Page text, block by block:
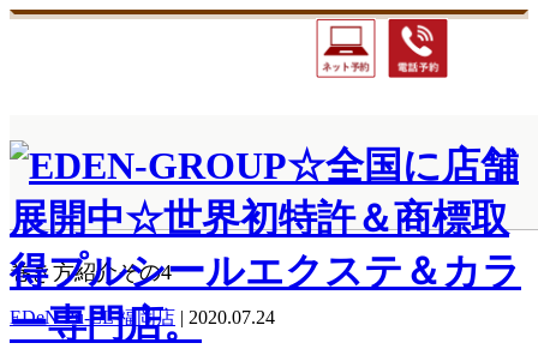
ホーム
EDeN Pu-LL 福岡店
巻き方紹介その4
巻き方紹介その4
EDeN Pu-LL 福岡店 | 2020.07.24